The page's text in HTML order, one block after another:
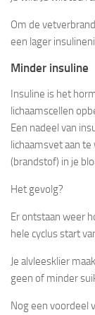
Om de
een lager
Minder insuline
Insuline is het
lichaamscellen
Een nadeel van
lichaamsvet aan
(brandstof) in je
Het gevolg?
Er ontstaan weer
hele cyclus start
Je alvleesklier
geen of minder
Nog een voordeel